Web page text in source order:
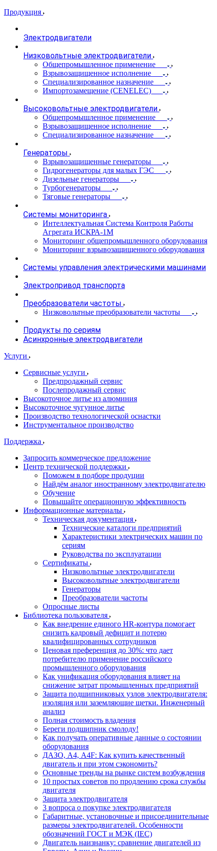
Продукция
Электродвигатели
Низковольтные электродвигатели
Общепромышленное применение
Взрывозащищенное исполнение
Специализированное назначение
Импортозамещение (CENELEC)
Высоковольтные электродвигатели
Общепромышленное применение
Взрывозащищенное исполнение
Специализированное назначение
Генераторы
Взрывозащищенные генераторы
Гидрогенераторы для малых ГЭС
Дизельные генераторы
Турбогенераторы
Тяговые генераторы
Системы мониторинга
Интеллектуальная Система Контроля Работы
Агрегата ИСКРА-1М
Мониторинг общепромышленного оборудования
Мониторинг взрывозащищенного оборудования
Системы управления электрическими машинами
Электропривод транспорта
Преобразователи частоты
Низковольтные преобразователи частоты
Продукты по сериям
Асинхронные электродвигатели
Услуги
Сервисные услуги
Предпродажный сервис
Послепродажный сервис
Высокоточное литье из алюминия
Высокоточное чугунное литье
Производство технологической оснастки
Инструментальное производство
Поддержка
Запросить коммерческое предложение
Центр технической поддержки
Поможем в подборе продуции
Найдём аналог иностранному электродвигателю
Обучение
Повышайте операционную эффективность
Информационные материалы
Техническая документация
Технические каталоги предприятий
Характеристики электрических машин по
сериям
Руководства по эксплуатации
Сертификаты
Низковольтные электродвигатели
Высоковольтные электродвигатели
Генераторы
Преобразователи частоты
Опросные листы
Библиотека пользователя
Как внедрение единого HR-контура помогает
снизить кадровый дефицит и потерю
квалифицированных сотрудников
Ценовая преференция до 30%: что дает
потребителю применение российского
промышленного оборудования
Как унификация оборудования влияет на
снижение затрат промышленных предприятий
Защита подшипниковых узлов электродвигателя:
изоляция или заземляющие щетки. Инженерный
анализ
Полная стоимость владения
Береги подшипник смолоду!
Как получать оперативные данные о состоянии
оборудования
ДАЗО, А4, А4F: Как купить качественный
двигатель и при этом сэкономить?
Основные тренды на рынке систем возбуждения
10 простых советов по продлению срока службы
двигателя
Защита электродвигателя
3 вопроса о покупке электродвигателя
Габаритные, установочные и присоединительные
размеры электродвигателей. Особенности
обозначений ГОСТ и МЭК (IEC)
Двигатель наизнанку: сравнение двигателей из